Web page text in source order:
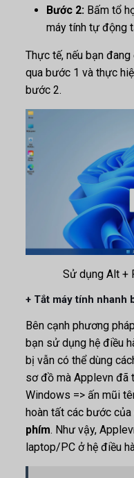
Bước 2: Bấm tổ
máy tính tự động
Thực tế, nếu bạn
qua bước 1 và thực
bước 2.
Sử dụng Alt +
+ Tắt máy tính nhanh
Bên cạnh phương
bạn sử dụng hệ điều
bị vẫn có thể dùng
sơ đồ mà Applevn đã
Windows => ấn mũi
hoàn tất các bước của
phím. Như vậy,
laptop/PC ở hệ điều